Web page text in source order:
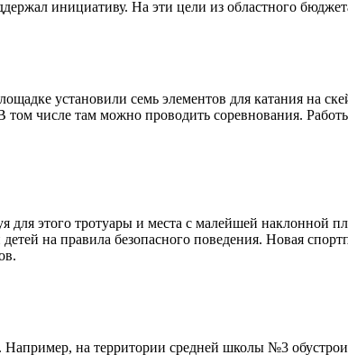
инициативу. На эти цели из областного
установили семь элементов для катания на
числе там можно проводить соревнования.
для этого тротуары и места с малейшей наклонной
на правила безопасного поведения. Новая
Например, на территории средней школы №3